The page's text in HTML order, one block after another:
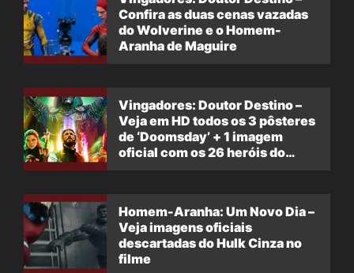
Confira as duas cenas vazadas
do Wolverine e o Homem-
Aranha de Maguire
Vingadores: Doutor Destino –
Veja em HD todos os 3 pôsteres
de ‘Doomsday’ + 1 imagem
oficial com os 26 heróis do
Homem-Aranha: Um Novo Dia –
Veja imagens oficiais
descartadas do Hulk Cinza no
filme